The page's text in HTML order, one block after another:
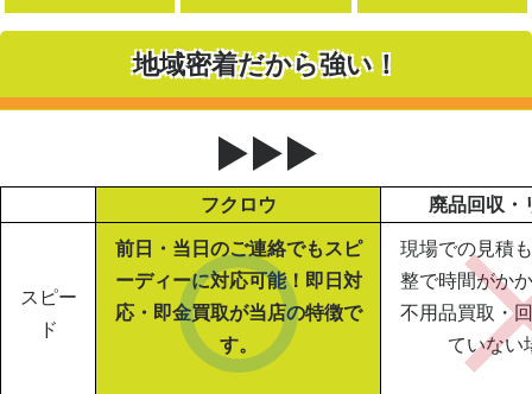
地域密着だから強い！
▶▶▶
フクロウ 廃品回収・
スピー
ド
前日・当日のご連絡でもスピ
ーディーに対応可能！即日対
応・即金買取が当店の特徴で
す。
現場での見積
整で時間がか
不用品買取・
ていない